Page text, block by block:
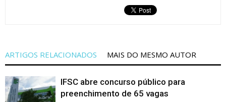
ARTIGOS RELACIONADOS MAIS DO MESMO AUTOR
IFSC abre concurso público para
preenchimento de 65 vagas